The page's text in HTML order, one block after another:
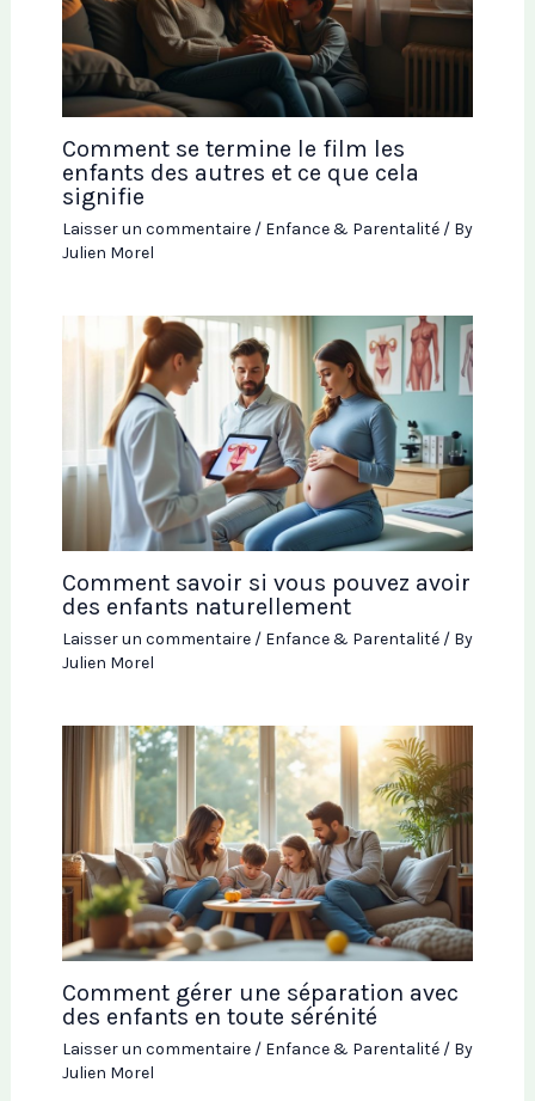
Comment se termine le film les
enfants des autres et ce que cela
signifie
Laisser un commentaire / Enfance & Parentalité/ By
Julien Morel
Comment savoir si vous pouvez avoir
des enfants naturellement
Laisser un commentaire / Enfance & Parentalité/ By
Julien Morel
Comment gérer une séparation avec
des enfants en toute sérénité
Laisser un commentaire / Enfance & Parentalité/ By
Julien Morel